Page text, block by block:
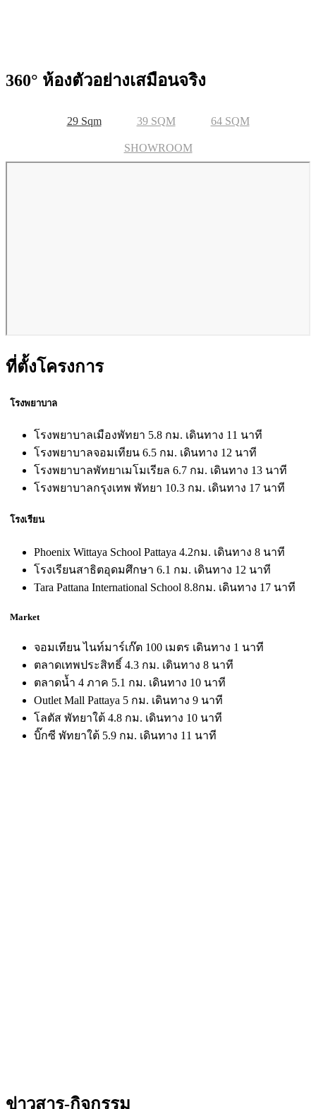
360° ห้องตัวอย่างเสมือนจริง
29 Sqm 39 SQM 64 SQM
SHOWROOM
ที่ตั้งโครงการ
โรงพยาบาล
โรงพยาบาลเมืองพัทยา 5.8 กม. เดินทาง 11 นาที
โรงพยาบาลจอมเทียน 6.5 กม. เดินทาง 12 นาที
โรงพยาบาลพัทยาเมโมเรียล 6.7 กม. เดินทาง 13 นาที
โรงพยาบาลกรุงเทพ พัทยา 10.3 กม. เดินทาง 17 นาที
โรงเรียน
Phoenix Wittaya School Pattaya 4.2กม. เดินทาง 8 นาที
โรงเรียนสาธิตอุดมศึกษา 6.1 กม. เดินทาง 12 นาที
Tara Pattana International School 8.8กม. เดินทาง 17 นาที
Market
จอมเทียน ไนท์มาร์เก๊ต 100 เมตร เดินทาง 1 นาที
ตลาดเทพประสิทธิ์ 4.3 กม. เดินทาง 8 นาที
ตลาดน้ำ 4 ภาค 5.1 กม. เดินทาง 10 นาที
Outlet Mall Pattaya 5 กม. เดินทาง 9 นาที
โลตัส พัทยาใต้ 4.8 กม. เดินทาง 10 นาที
บิ๊กซี พัทยาใต้ 5.9 กม. เดินทาง 11 นาที
ข่าวสาร-กิจกรรม